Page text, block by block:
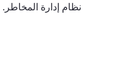
نظام إدارة المخاطر.